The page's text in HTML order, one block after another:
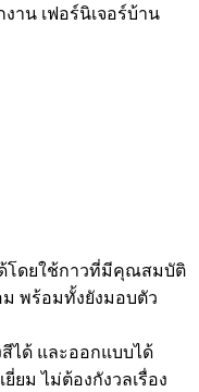
าน เฟอร์นิเจอร์บ้าน
ด้โดยใช้กาวที่มีคุณสมบัติ
พร้อมทั้งยังมอบตัว
ได้ และออกแบบได้
ยม ไม่ต้องกังวลเรื่อง